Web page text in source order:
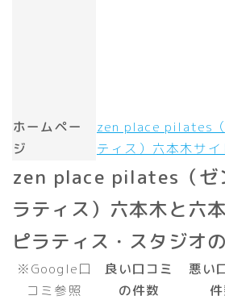
ホームペー
ジ
zen place pilates
ティス）六本木サイ
zen place pilates（ゼ
ラティス）六本木と六
ピラティス・スタジオ
※Google口
コミ参照
良い口コミ
の件数
悪い